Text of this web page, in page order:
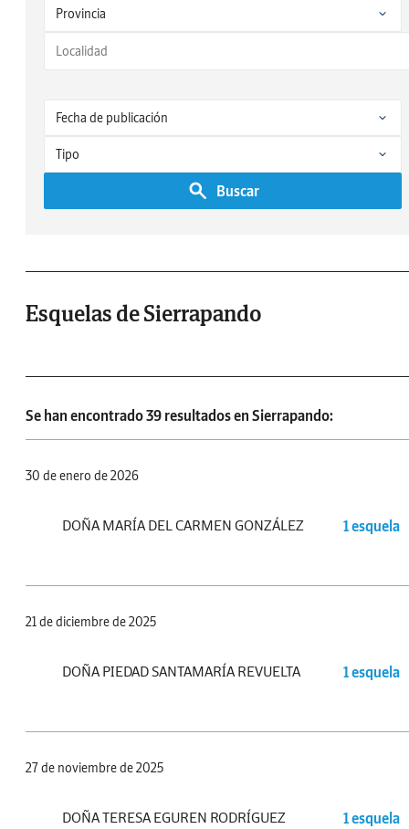
Buscar
Esquelas de Sierrapando
Se han encontrado 39 resultados en Sierrapando:
30 de enero de 2026
DOÑA MARÍA DEL CARMEN GONZÁLEZ 1 esquela
21 de diciembre de 2025
DOÑA PIEDAD SANTAMARÍA REVUELTA 1 esquela
27 de noviembre de 2025
DOÑA TERESA EGUREN RODRÍGUEZ 1 esquela